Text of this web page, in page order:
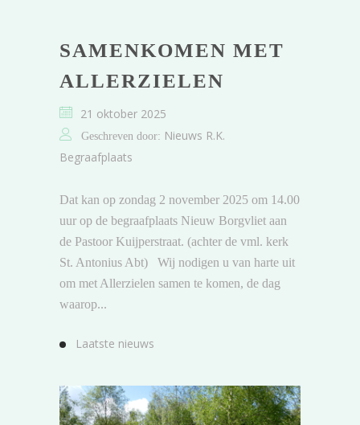
SAMENKOMEN MET
ALLERZIELEN
21 oktober 2025
Geschreven door: Nieuws R.K.
Begraafplaats
Dat kan op zondag 2 november 2025 om 14.00
uur op de begraafplaats Nieuw Borgvliet aan
de Pastoor Kuijperstraat. (achter de vml. kerk
St. Antonius Abt) Wij nodigen u van harte uit
om met Allerzielen samen te komen, de dag
waarop...
Laatste nieuws